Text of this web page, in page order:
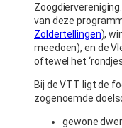
van deze
Zoldertellingen),
meedoen), en de
oftewel het ‘rondjes
Bij de VTT ligt de
zogenoemde
gewone